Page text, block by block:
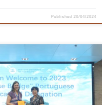
Published 20/04/2024
Vice-Presidente da Escola de Engenharia e
Professora Lígia Rodrigues,
do Minho, que a convite da
University e da embaixada chinesa,